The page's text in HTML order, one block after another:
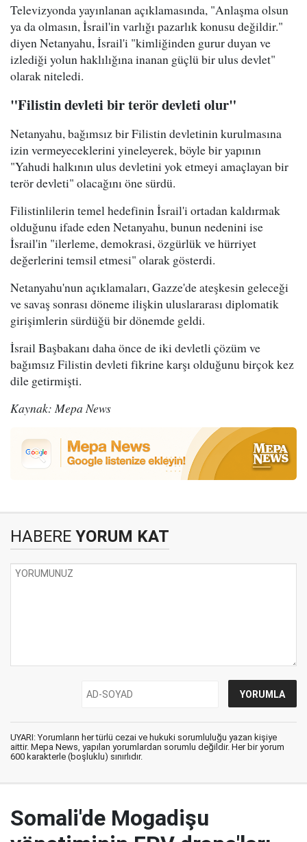
Televizyonda yayınlanan açıklamasında, "Anlaşma olsun
ya da olmasın, İsrail'in varlığı pazarlık konusu değildir."
diyen Netanyahu, İsrail'i "kimliğinden gurur duyan ve
izlediği yolun haklılığına inanan güçlü bir ulus devlet"
olarak niteledi.
"Filistin devleti bir terör devleti olur"
Netanyahu, bağımsız bir Filistin devletinin kurulmasına
izin vermeyeceklerini yineleyerek, böyle bir yapının
"Yahudi halkının ulus devletini yok etmeyi amaçlayan bir
terör devleti" olacağını öne sürdü.
Filistinlilerin temel hedefinin İsrail'i ortadan kaldırmak
olduğunu ifade eden Netanyahu, bunun nedenini ise
İsrail'in "ilerleme, demokrasi, özgürlük ve hürriyet
değerlerini temsil etmesi" olarak gösterdi.
Netanyahu'nun açıklamaları, Gazze'de ateşkesin geleceği
ve savaş sonrası döneme ilişkin uluslararası diplomatik
girişimlerin sürdüğü bir dönemde geldi.
İsrail Başbakanı daha önce de iki devletli çözüm ve
bağımsız Filistin devleti fikrine karşı olduğunu birçok kez
dile getirmişti.
Kaynak: Mepa News
HABERE YORUM KAT
UYARI: Yorumların her türlü cezai ve hukuki sorumluluğu yazan kişiye
aittir. Mepa News, yapılan yorumlardan sorumlu değildir. Her bir yorum
600 karakterle (boşluklu) sınırlıdır.
Somali'de Mogadişu